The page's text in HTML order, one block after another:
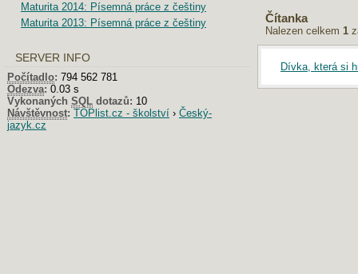
Čítanka
Nalezen celkem 1
Dívka, která si
Maturita 2014: Písemná práce z češtiny
Maturita 2013: Písemná práce z češtiny
SERVER INFO
Počítadlo: 794 562 781
Odezva: 0.03 s
Vykonaných SQL dotazů: 10
Návštěvnost: TOPlist.cz - školství › Český-
jazyk.cz